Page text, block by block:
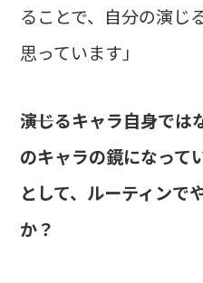
ることで、自分の演じ
思っています」
――演じるキャラ自身で
のキャラの鏡になって
として、ルーティンで
か？